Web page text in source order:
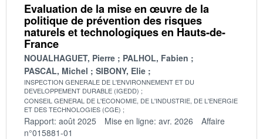
Evaluation de la mise en œuvre de la
politique de prévention des risques
naturels et technologiques en Hauts-de-
France
NOUALHAGUET, Pierre
PALHOL, Fabien
PASCAL, Michel
SIBONY, Elie
INSPECTION GENERALE DE L'ENVIRONNEMENT ET DU
DEVELOPPEMENT DURABLE (IGEDD)
CONSEIL GENERAL DE L'ECONOMIE, DE L'INDUSTRIE, DE L'ENERGIE
ET DES TECHNOLOGIES (CGE)
Rapport: août 2025 Mise en ligne: avr. 2026
Affaire
n°015881-01